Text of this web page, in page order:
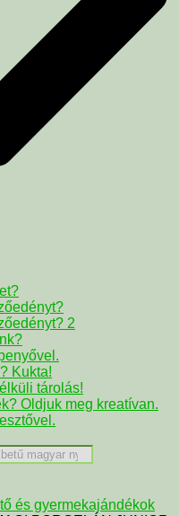
2
Kukta!
tárolás!
Oldjuk meg kreatívan.
és gyermekajándékok